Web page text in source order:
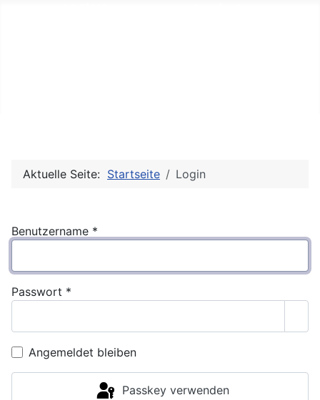
Aktuelle Seite: Startseite Login
Benutzername *
Passwort *
Angemeldet bleiben
Passkey verwenden